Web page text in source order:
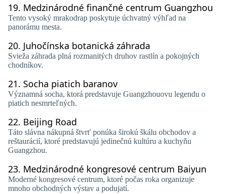
19. Medzinárodné finančné centrum Guangzhou
Tento vysoký mrakodrap poskytuje úchvatný výhľad na
panorámu mesta.
20. Juhočínska botanická záhrada
Svieža záhrada plná rozmanitých druhov rastlín a pokojných
chodníkov.
21. Socha piatich baranov
Významná socha, ktorá predstavuje Guangzhouovu legendu o
piatich nesmrteľných.
22. Beijing Road
Táto slávna nákupná štvrť ponúka širokú škálu obchodov a
reštaurácií, ktoré predstavujú jedinečnú kultúru a kuchyňu
Guangzhou.
23. Medzinárodné kongresové centrum Baiyun
Moderné kongresové centrum, ktoré počas roka organizuje
mnoho obchodných výstav a podujatí.